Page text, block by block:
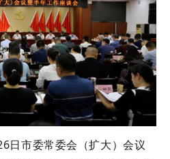
日市委常委会（扩大）会议